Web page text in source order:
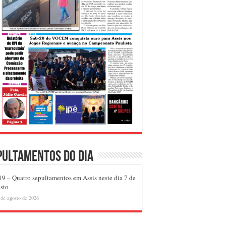
do dia
– Quatro sepultamentos em Assis neste dia 7 de
agosto de 2026